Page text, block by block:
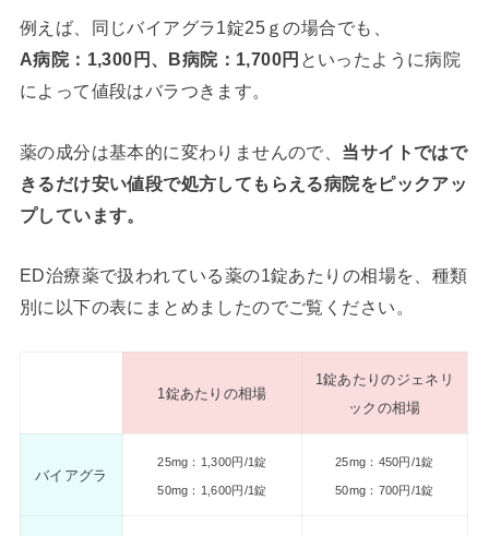
例えば、同じバイアグラ1錠25ｇの場合でも、
A病院：1,300円、B病院：1,700円 といったように病院
によって値段はバラつきます。
薬の成分は基本的に変わりませんので、 当サイトではで
きるだけ安い値段で処方してもらえる病院をピックアッ
プしています。
ED治療薬で扱われている薬の1錠あたりの相場を、種類
別に以下の表にまとめましたのでご覧ください。
1錠あたりの相場
1錠あたりのジェネリ
ックの相場
バイアグラ
25mg：1,300円/1錠
50mg：1,600円/1錠
25mg：450円/1錠
50mg：700円/1錠